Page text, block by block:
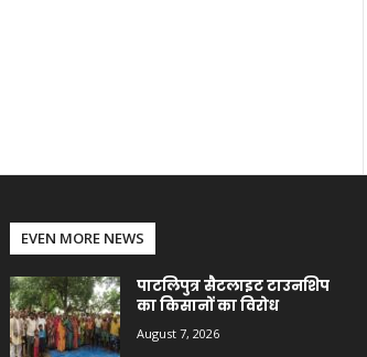
EVEN MORE NEWS
पाटलिपुत्र सैटलाइट टाउनशिप
का किसानों का विरोध
August 7, 2026